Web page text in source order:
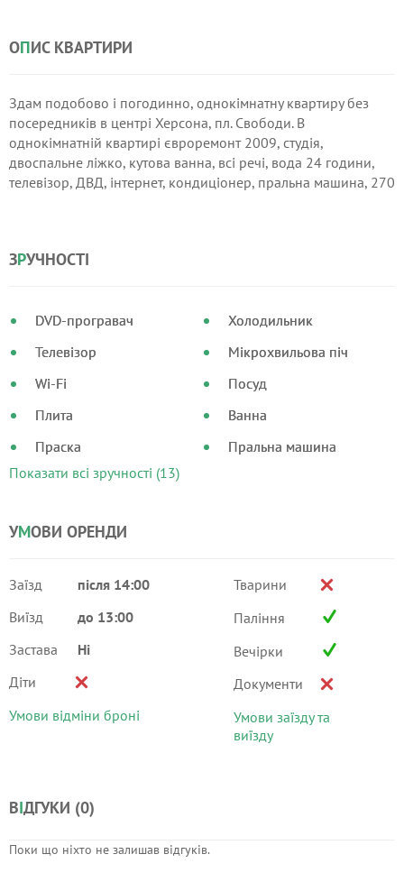
ОПИС КВАРТИРИ
Здам подобово і погодинно, однокімнатну квартиру без
посередників в центрі Херсона, пл. Свободи. В
однокімнатній квартирі євроремонт 2009, студія,
двоспальне ліжко, кутова ванна, всі речі, вода 24 години,
телевізор, ДВД, інтернет, кондиціонер, пральна машина, 270
ЗРУЧНОСТІ
DVD-програвач
Телевізор
Wi-Fi
Плита
Праска
Холодильник
Мікрохвильова піч
Посуд
Ванна
Пральна машина
Показати всі зручності (13)
УМОВИ ОРЕНДИ
Заїзд
після 14:00
Виїзд
до 13:00
Застава
Ні
Діти
Умови відміни броні
Тварини
Паління
Вечірки
Документи
Умови заїзду та
виїзду
ВІДГУКИ (0)
Поки що ніхто не залишав відгуків.